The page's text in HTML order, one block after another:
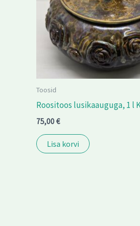
Toosid
Roositoos lusikaauguga, 1 l
75,00€
Lisa korvi